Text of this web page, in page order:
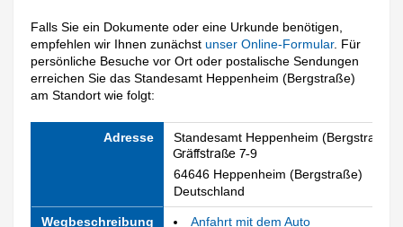
Falls Sie ein Dokumente oder eine Urkunde benötigen,
empfehlen wir Ihnen zunächstunser Online-Formular. Für
persönliche Besuche vor Ort oder postalische Sendungen
erreichen Sie das Standesamt Heppenheim (Bergstraße)
am Standort wie folgt:
Adresse Standesamt Heppenheim (Bergstraße)
64646 Heppenheim (Bergstraße)
Deutschland
Wegbeschreibung
Anfahrt mit dem Auto